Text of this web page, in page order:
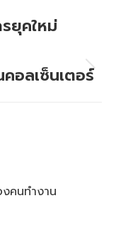
ยุคใหม่
อลเซ็นเตอร์
คนทำงาน